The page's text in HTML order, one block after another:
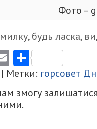
Фото –
будь ласка,
Email
| Метки: горсовет
змогу